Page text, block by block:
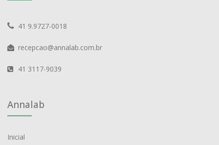
41 9.9727-0018
recepcao@annalab.com.br
41 3117-9039
Annalab
Inicial